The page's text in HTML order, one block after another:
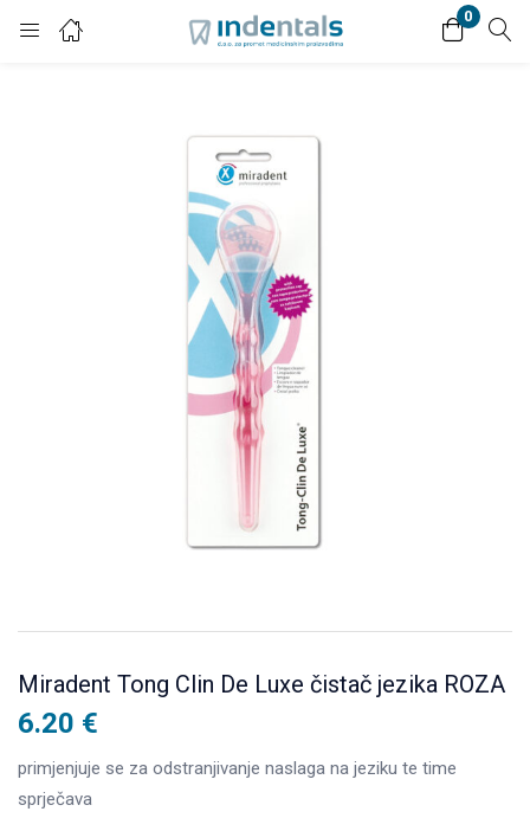
0
Login
Enter your username and password to login.
Miradent Tong Clin De Luxe čistač jezika ROZA
6.20 €
primjenjuje se za odstranjivanje naslaga na jeziku te time
sprječava